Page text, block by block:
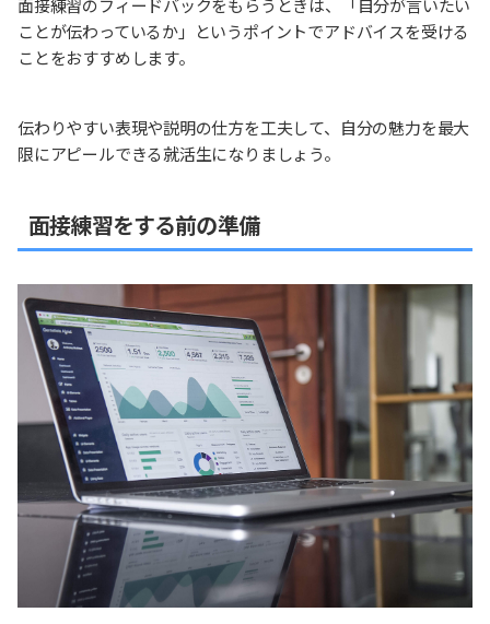
面接練習のフィードバックをもらうときは、「自分が言いたい
ことが伝わっているか」というポイントでアドバイスを受ける
ことをおすすめします。
伝わりやすい表現や説明の仕方を工夫して、自分の魅力を最大
限にアピールできる就活生になりましょう。
面接練習をする前の準備